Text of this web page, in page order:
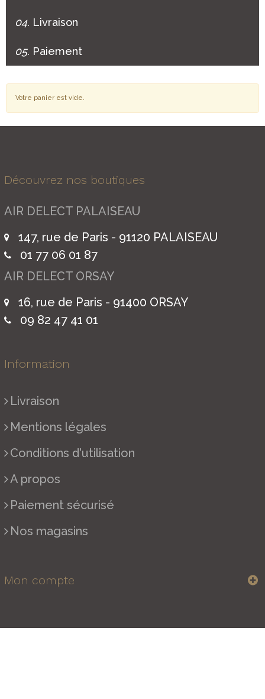
04. Livraison
05. Paiement
Votre panier est vide.
Découvrez nos boutiques
AIR DELECT PALAISEAU
147, rue de Paris - 91120 PALAISEAU
01 77 06 01 87
AIR DELECT ORSAY
16, rue de Paris - 91400 ORSAY
09 82 47 41 01
Information
Livraison
Mentions légales
Conditions d'utilisation
A propos
Paiement sécurisé
Nos magasins
Mon compte